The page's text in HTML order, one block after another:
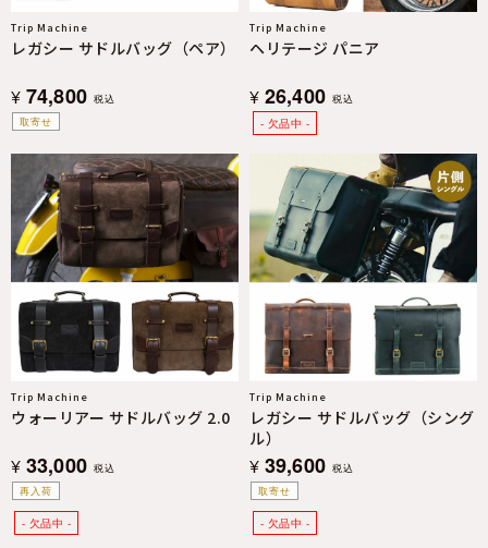
取寄せ
Trip Machine
レガシー サドルバッグ（ペア）
¥ 74,800 税込
Trip Machine
ヘリテージ パニア
¥ 26,400 税込
再入荷
Trip Machine
ウォーリアー サドルバッグ 2.0
¥ 33,000 税込
取寄せ
Trip Machine
レガシー サドルバッグ（シング
ル）
¥ 39,600 税込